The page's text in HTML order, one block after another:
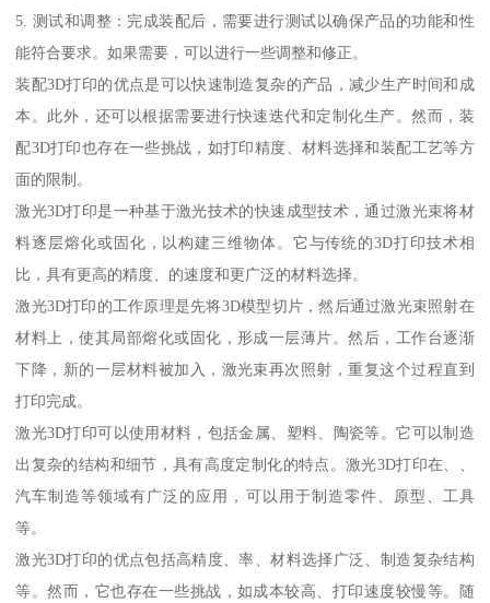
5. 测试和调整：完成装配后，需要进行测试以确保产品的功能和性
能符合要求。如果需要，可以进行一些调整和修正。
装配3D打印的优点是可以快速制造复杂的产品，减少生产时间和成
本。此外，还可以根据需要进行快速迭代和定制化生产。然而，装
配3D打印也存在一些挑战，如打印精度、材料选择和装配工艺等方
面的限制。
激光3D打印是一种基于激光技术的快速成型技术，通过激光束将材
料逐层熔化或固化，以构建三维物体。它与传统的3D打印技术相
比，具有更高的精度、的速度和更广泛的材料选择。
激光3D打印的工作原理是先将3D模型切片，然后通过激光束照射在
材料上，使其局部熔化或固化，形成一层薄片。然后，工作台逐渐
下降，新的一层材料被加入，激光束再次照射，重复这个过程直到
打印完成。
激光3D打印可以使用材料，包括金属、塑料、陶瓷等。它可以制造
出复杂的结构和细节，具有高度定制化的特点。激光3D打印在、、
汽车制造等领域有广泛的应用，可以用于制造零件、原型、工具
等。
激光3D打印的优点包括高精度、率、材料选择广泛、制造复杂结构
等。然而，它也存在一些挑战，如成本较高、打印速度较慢等。随